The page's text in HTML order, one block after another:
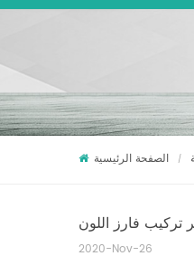
الصفحة الرئيسية /
تركيب فارز اللون
2020-Nov-26